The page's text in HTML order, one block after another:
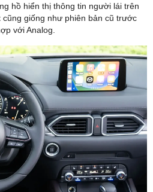
hồ hiển thị thông tin người lái trên
cũng giống như phiên bản cũ trước
với Analog.